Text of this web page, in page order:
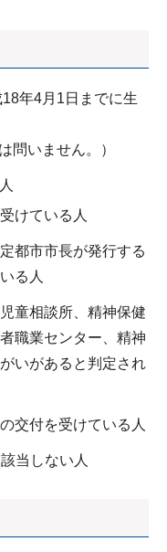
年4月1日までに生
問いません。）
けている人
都市市長が発行する
る人
童相談所、精神保健
職業センター、精神
いがあると判定され
交付を受けている人
当しない人